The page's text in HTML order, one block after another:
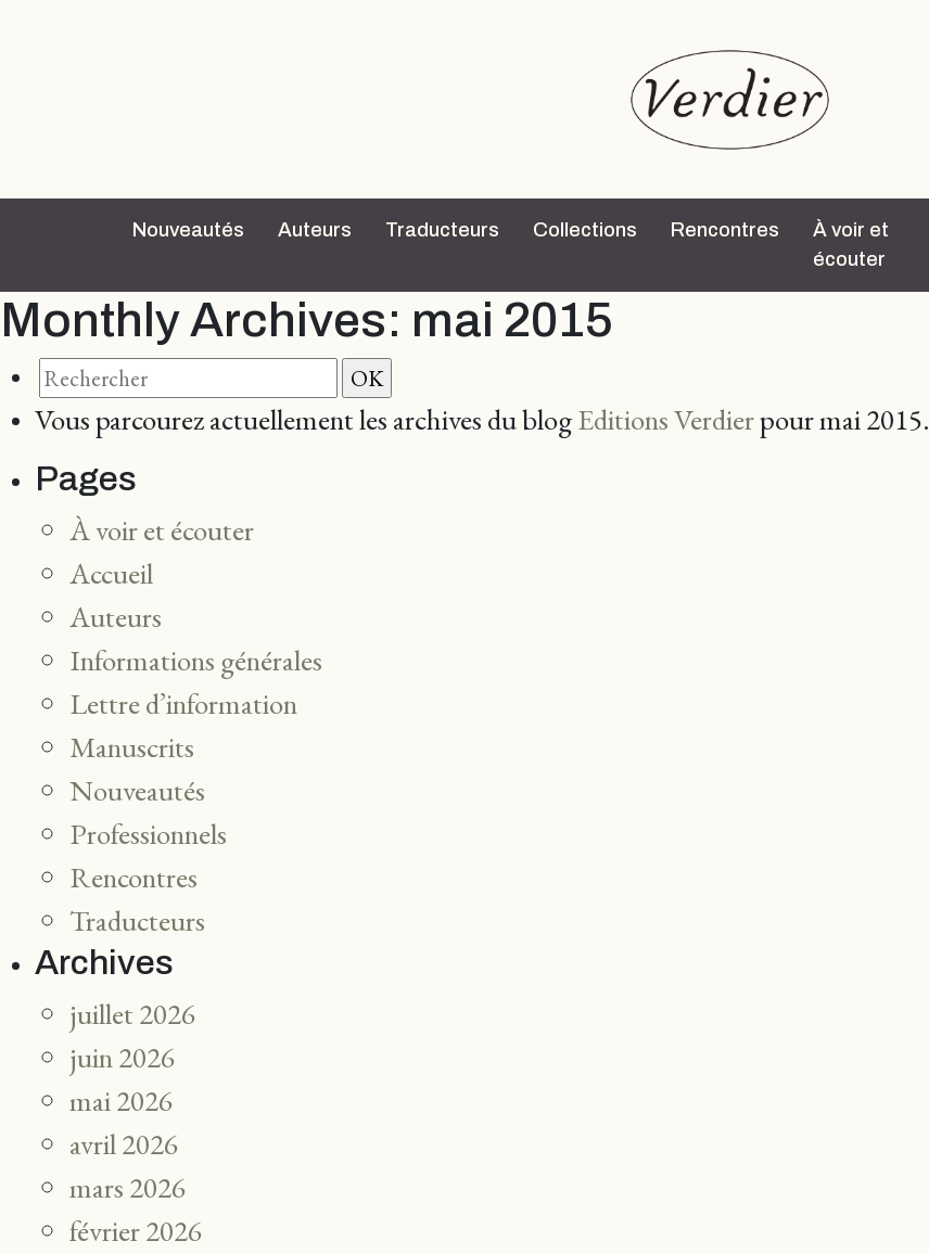
Nouveautés Auteurs Traducteurs Collections Rencontres
À voir et
écouter
Monthly Archives: mai 2015
Vous parcourez actuellement les archives du blogEditions Verdierpour mai 2015.
Pages
À voir et écouter
Accueil
Auteurs
Informations générales
Lettre d’information
Manuscrits
Nouveautés
Professionnels
Rencontres
Traducteurs
Archives
juillet 2026
juin 2026
mai 2026
avril 2026
mars 2026
février 2026